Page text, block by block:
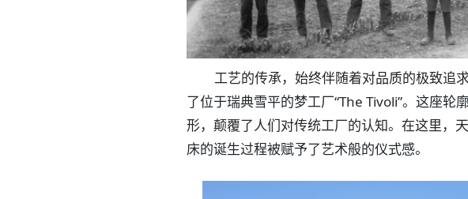
工艺的传承，始终伴随着对品质的极致追
了位于瑞典雪平的梦工厂“The Tivoli”。这座
形，颠覆了人们对传统工厂的认知。在这里，
床的诞生过程被赋予了艺术般的仪式感。